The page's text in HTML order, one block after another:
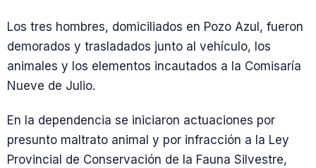
Los tres hombres, domiciliados en Pozo Azul, fueron
demorados y trasladados junto al vehículo, los
animales y los elementos incautados a la Comisaría
Nueve de Julio.
En la dependencia se iniciaron actuaciones por
presunto maltrato animal y por infracción a la Ley
Provincial de Conservación de la Fauna Silvestre,